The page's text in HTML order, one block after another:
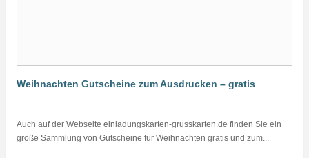
Weihnachten Gutscheine zum Ausdrucken – gratis
Auch auf der Webseite einladungskarten-grusskarten.de finden Sie ein
große Sammlung von Gutscheine für Weihnachten gratis und zum...